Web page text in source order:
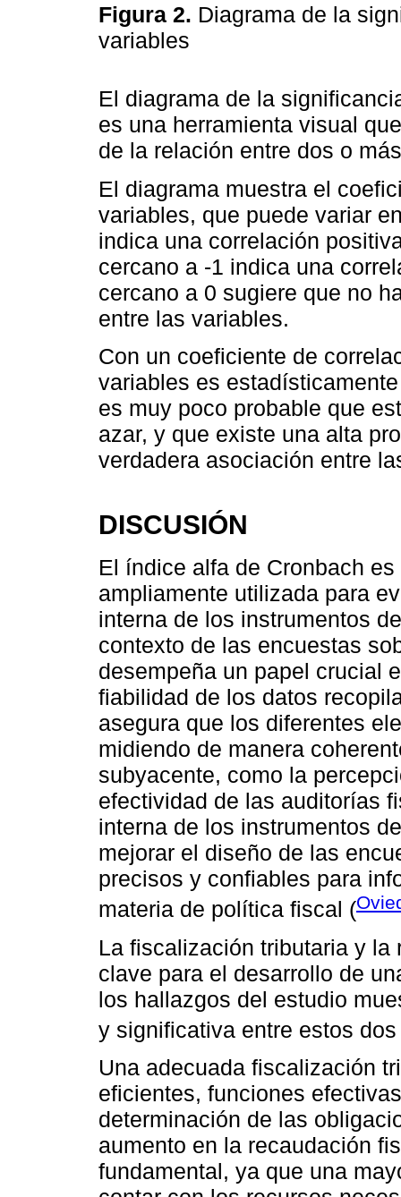
Figura 2. Diagrama de la
variables
El diagrama de la
es una herramienta visual
de la relación entre dos o
El diagrama muestra el
variables, que puede variar
indica una correlación
cercano a -1 indica una
cercano a 0 sugiere que no
entre las variables.
Con un coeficiente de
variables es
es muy poco probable que
azar, y que existe una alta
verdadera asociación entre
DISCUSIÓN
El índice alfa de Cronbach
ampliamente utilizada para
interna de los instrumentos
contexto de las encuestas
desempeña un papel crucial
fiabilidad de los datos
asegura que los diferentes
midiendo de manera
subyacente, como la
efectividad de las auditorías
interna de los instrumentos
mejorar el diseño de las
precisos y confiables para
materia de política fiscal (
La fiscalización tributaria y
clave para el desarrollo de
los hallazgos del estudio
y significativa entre estos
Una adecuada fiscalización
eficientes, funciones
determinación de las
aumento en la recaudación
fundamental, ya que una